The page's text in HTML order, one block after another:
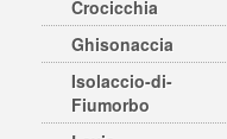
Crocicchia
Ghisonaccia
Isolaccio-di-
Fiumorbo